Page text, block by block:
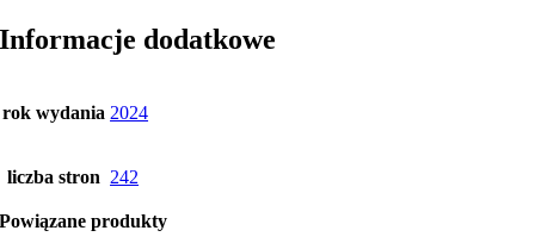
Informacje dodatkowe
rok wydania 2024
liczba stron 242
Powiązane produkty